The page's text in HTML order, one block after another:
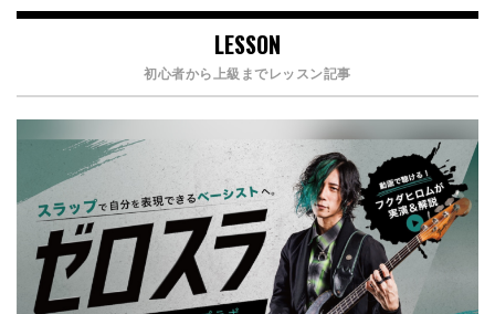
LESSON
初心者から上級までレッスン記事